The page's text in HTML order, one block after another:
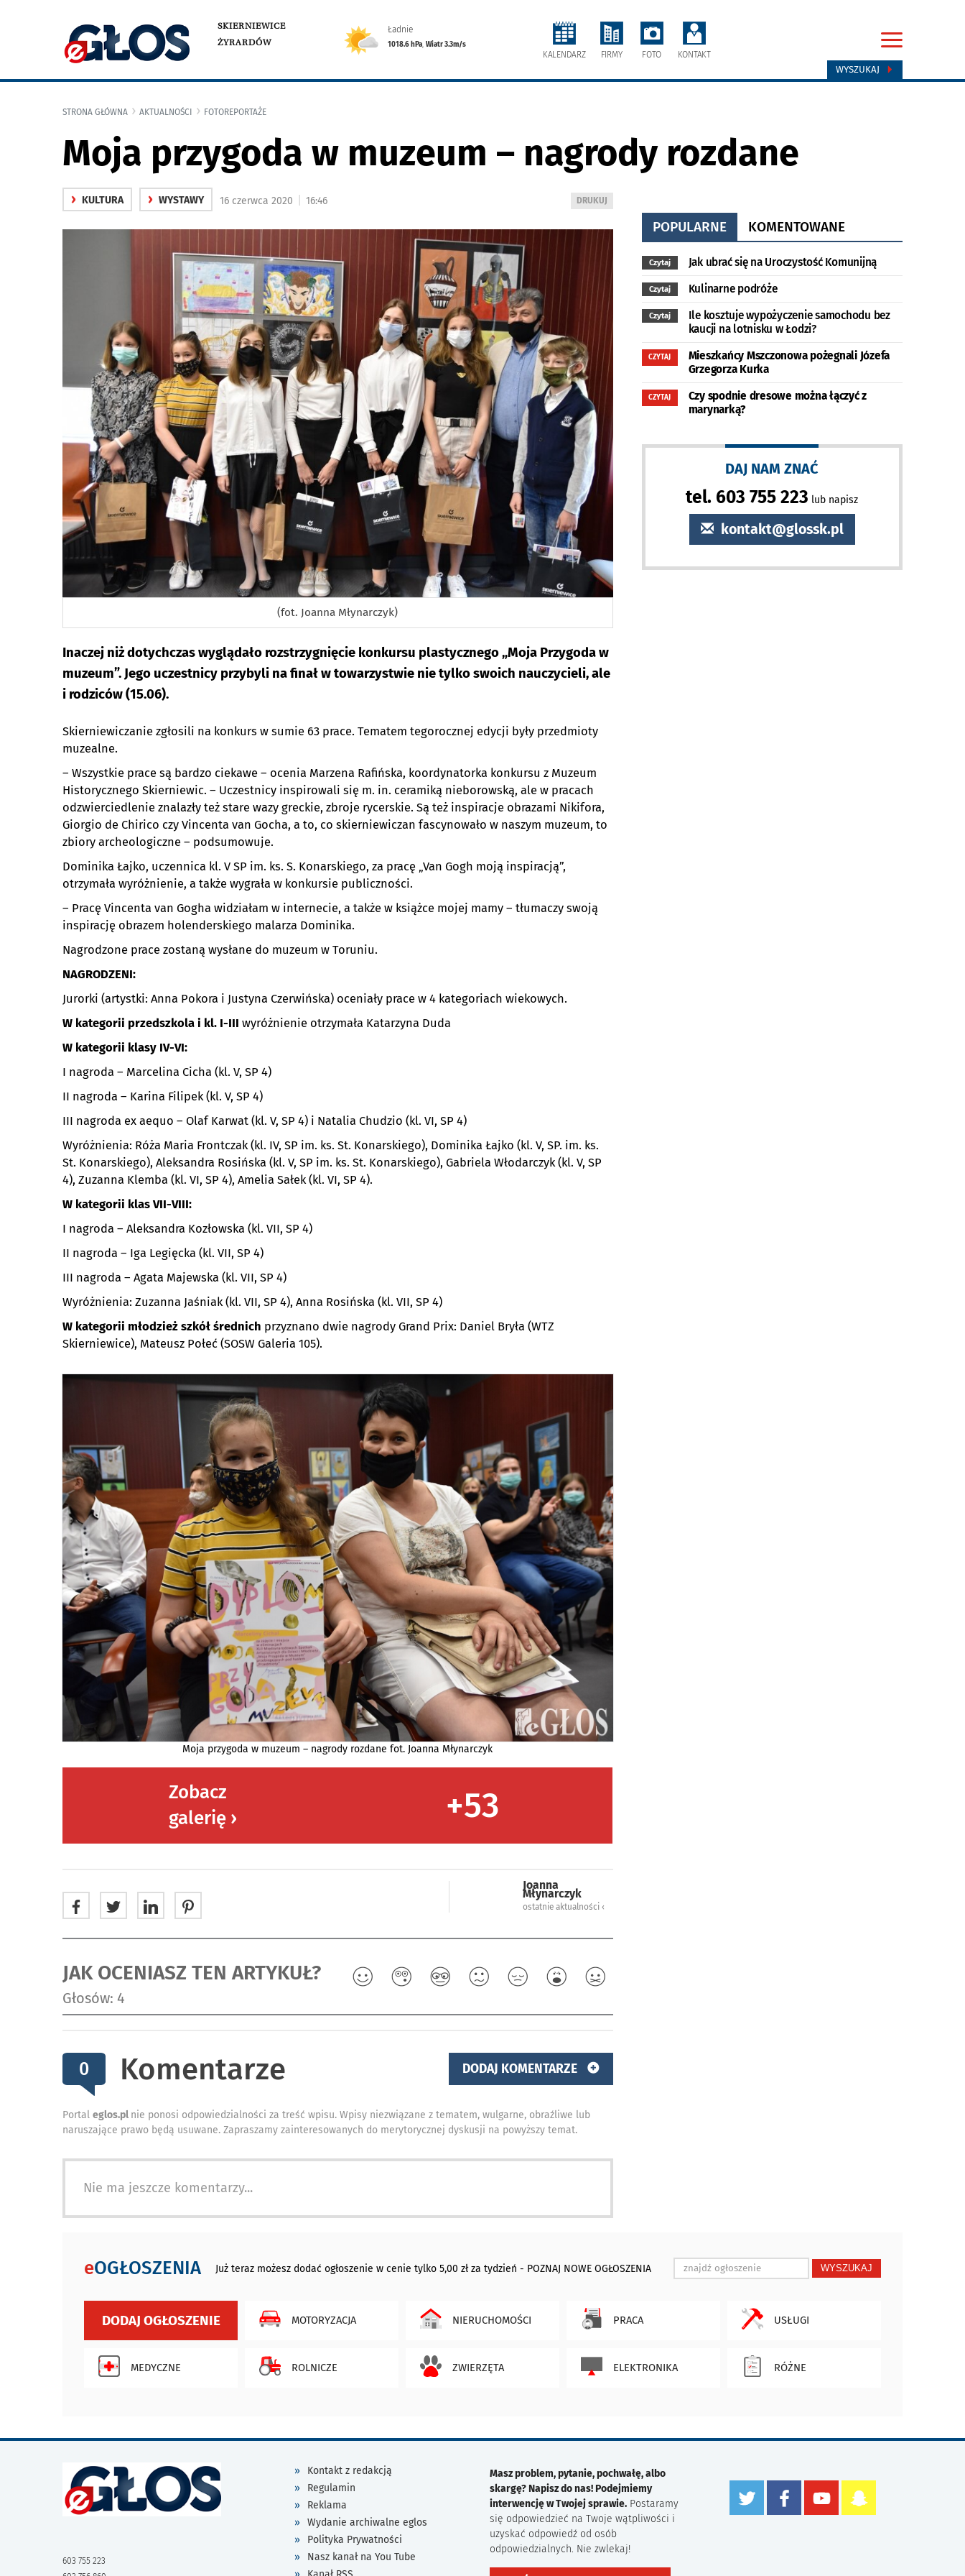
SKIERNIEWICE
ŻYRARDÓW
Ładnie
1018.6 hPa,Wiatr 3.3m/s
KALENDARZ FIRMY FOTO KONTAKT
WYSZUKAJ
STRONA GŁÓWNA AKTUALNOŚCI FOTOREPORTAŻE
Moja przygoda w muzeum – nagrody rozdane
› KULTURA › WYSTAWY
WYDRUKUJ
DO
DRUKUJ
16 czerwca 2020 16:46
(fot. Joanna Młynarczyk)
Inaczej niż dotychczas wyglądało rozstrzygnięcie konkursu plastycznego „Moja Przygoda w
muzeum”. Jego uczestnicy przybyli na finał w towarzystwie nie tylko swoich nauczycieli, ale
i rodziców (15.06).
Skierniewiczanie zgłosili na konkurs w sumie 63 prace. Tematem tegorocznej edycji były przedmioty
muzealne.
– Wszystkie prace są bardzo ciekawe – ocenia Marzena Rafińska, koordynatorka konkursu z Muzeum
Historycznego Skierniewic. – Uczestnicy inspirowali się m. in. ceramiką nieborowską, ale w pracach
odzwierciedlenie znalazły też stare wazy greckie, zbroje rycerskie. Są też inspiracje obrazami Nikifora,
Giorgio de Chirico czy Vincenta van Gocha, a to, co skierniewiczan fascynowało w naszym muzeum, to
zbiory archeologiczne – podsumowuje.
Dominika Łajko, uczennica kl. V SP im. ks. S. Konarskiego, za pracę „Van Gogh moją inspiracją”,
otrzymała wyróżnienie, a także wygrała w konkursie publiczności.
– Pracę Vincenta van Gogha widziałam w internecie, a także w książce mojej mamy – tłumaczy swoją
inspirację obrazem holenderskiego malarza Dominika.
Nagrodzone prace zostaną wysłane do muzeum w Toruniu.
NAGRODZENI:
Jurorki (artystki: Anna Pokora i Justyna Czerwińska) oceniały prace w 4 kategoriach wiekowych.
W kategorii przedszkola i kl. I-III wyróżnienie otrzymała Katarzyna Duda
W kategorii klasy IV-VI:
I nagroda – Marcelina Cicha (kl. V, SP 4)
II nagroda – Karina Filipek (kl. V, SP 4)
III nagroda ex aequo – Olaf Karwat (kl. V, SP 4) i Natalia Chudzio (kl. VI, SP 4)
Wyróżnienia: Róża Maria Frontczak (kl. IV, SP im. ks. St. Konarskiego), Dominika Łajko (kl. V, SP. im. ks.
St. Konarskiego), Aleksandra Rosińska (kl. V, SP im. ks. St. Konarskiego), Gabriela Włodarczyk (kl. V, SP
4), Zuzanna Klemba (kl. VI, SP 4), Amelia Sałek (kl. VI, SP 4).
W kategorii klas VII-VIII:
I nagroda – Aleksandra Kozłowska (kl. VII, SP 4)
II nagroda – Iga Legięcka (kl. VII, SP 4)
III nagroda – Agata Majewska (kl. VII, SP 4)
Wyróżnienia: Zuzanna Jaśniak (kl. VII, SP 4), Anna Rosińska (kl. VII, SP 4)
W kategorii młodzież szkół średnich przyznano dwie nagrody Grand Prix: Daniel Bryła (WTZ
Skierniewice), Mateusz Połeć (SOSW Galeria 105).
Moja przygoda w muzeum – nagrody rozdane fot. Joanna Młynarczyk
Zobacz
galerię ›
+53
Joanna
Młynarczyk
ostatnie aktualności ‹
JAK OCENIASZ TEN ARTYKUŁ?
Głosów: 4
0 Komentarze DODAJ KOMENTARZE
Portal eglos.pl nie ponosi odpowiedzialności za treść wpisu. Wpisy niezwiązane z tematem, wulgarne, obraźliwe lub
naruszające prawo będą usuwane. Zapraszamy zainteresowanych do merytorycznej dyskusji na powyższy temat.
Nie ma jeszcze komentarzy...
POPULARNE KOMENTOWANE
Czytaj Jak ubrać się na Uroczystość Komunijną
Czytaj Kulinarne podróże
Czytaj
Ile kosztuje wypożyczenie samochodu bez
kaucji na lotnisku w Łodzi?
CZYTAJ
Mieszkańcy Mszczonowa pożegnali Józefa
Grzegorza Kurka
CZYTAJ
Czy spodnie dresowe można łączyć z
marynarką?
DAJ NAM ZNAĆ
tel. 603 755 223 lub napisz
kontakt@glossk.pl
eOGŁOSZENIA Już teraz możesz dodać ogłoszenie w cenie tylko 5,00 zł za tydzień - POZNAJ NOWE OGŁOSZENIA WYSZUKAJ
DODAJ OGŁOSZENIE MOTORYZACJA NIERUCHOMOŚCI PRACA USŁUGI
MEDYCZNE ROLNICZE ZWIERZĘTA ELEKTRONIKA RÓŻNE
603 755 223
Kontakt z redakcją
Regulamin
Reklama
Wydanie archiwalne eglos
Polityka Prywatności
Nasz kanał na You Tube
Masz problem, pytanie, pochwałę, albo
skargę? Napisz do nas! Podejmiemy
interwencję w Twojej sprawie. Postaramy
się odpowiedzieć na Twoje wątpliwości i
uzyskać odpowiedź od osób
odpowiedzialnych. Nie zwlekaj!